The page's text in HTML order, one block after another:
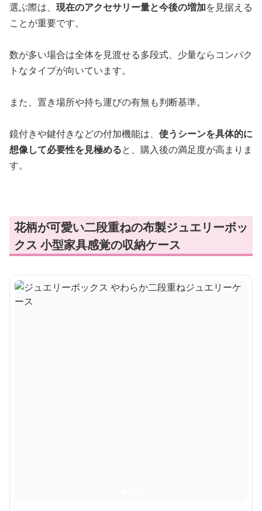
選ぶ際は、 現在のアクセサリー量と今後の増加を見据える
ことが重要です。
数が多い場合は全体を見渡せる多段式、少量ならコンパク
トなタイプが向いています。
また、置き場所や持ち運びの有無も判断基準。
鏡付きや鍵付きなどの付加機能は、 使うシーンを具体的に
想像して必要性を見極めると、購入後の満足度が高まりま
す。
花柄が可愛い二段重ねの布製ジュエリーボッ
クス 小型家具感覚の収納ケース